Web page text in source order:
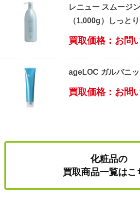
レニュー スムージ
（1,000g）しっとり
買取価格：お問
ageLOC ガルバニ
買取価格：お問
化粧品の
買取商品一覧はこ